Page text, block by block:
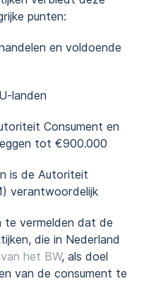
punten:
en voldoende
landen
Consument en
tot €900.000
is de Autoriteit
verantwoordelijk
te vermelden dat de
die in Nederland
het BW, als doel
van de consument te